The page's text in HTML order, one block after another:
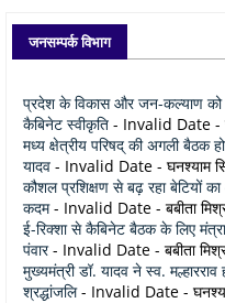
जनसम्पर्क विभाग
प्रदेश के विकास और जन-कल्याण
कैबिनेट स्वीकृति - Invalid Date -
मध्य क्षेत्रीय परिषद् की अगली बैठक
यादव - Invalid Date - घनश्याम
कौशल प्रशिक्षण से बढ़ रहा बेटियों
कदम- Invalid Date - बबीता
ई-रिक्शा से कैबिनेट बैठक के लिए
पंवार- Invalid Date - बबीता
मुख्यमंत्री डॉ. यादव ने स्व. मल्हारराव
श्रद्धांजलि- Invalid Date -